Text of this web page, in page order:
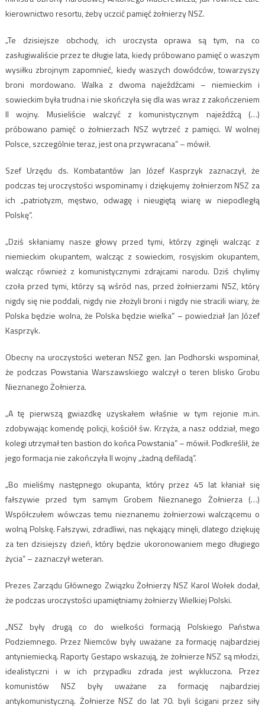
kierownictwo resortu, żeby uczcić pamięć żołnierzy NSZ.
„Te dzisiejsze obchody, ich uroczysta oprawa są tym, na co
zasługiwaliście przez te długie lata, kiedy próbowano pamięć o waszym
wysiłku zbrojnym zapomnieć, kiedy waszych dowódców, towarzyszy
broni mordowano. Walka z dwoma najeźdźcami – niemieckim i
sowieckim była trudna i nie skończyła się dla was wraz z zakończeniem
II wojny. Musieliście walczyć z komunistycznym najeźdźcą (…)
próbowano pamięć o żołnierzach NSZ wytrzeć z pamięci. W wolnej
Polsce, szczególnie teraz, jest ona przywracana” – mówił.
Szef Urzędu ds. Kombatantów Jan Józef Kasprzyk zaznaczył, że
podczas tej uroczystości wspominamy i dziękujemy żołnierzom NSZ za
ich „patriotyzm, męstwo, odwagę i nieugiętą wiarę w niepodległą
Polskę”.
„Dziś skłaniamy nasze głowy przed tymi, którzy zginęli walcząc z
niemieckim okupantem, walcząc z sowieckim, rosyjskim okupantem,
walcząc również z komunistycznymi zdrajcami narodu. Dziś chylimy
czoła przed tymi, którzy są wśród nas, przed żołnierzami NSZ, który
nigdy się nie poddali, nigdy nie złożyli broni i nigdy nie stracili wiary, że
Polska będzie wolna, że Polska będzie wielka” – powiedział Jan Józef
Kasprzyk.
Obecny na uroczystości weteran NSZ gen. Jan Podhorski wspominał,
że podczas Powstania Warszawskiego walczył o teren blisko Grobu
Nieznanego Żołnierza.
„A tę pierwszą gwiazdkę uzyskałem właśnie w tym rejonie m.in.
zdobywając komendę policji, kościół św. Krzyża, a nasz oddział, mego
kolegi utrzymał ten bastion do końca Powstania” – mówił. Podkreślił, że
jego formacja nie zakończyła II wojny „żadną defiladą”.
„Bo mieliśmy następnego okupanta, który przez 45 lat kłaniał się
fałszywie przed tym samym Grobem Nieznanego Żołnierza (…)
Współczułem wówczas temu nieznanemu żołnierzowi walczącemu o
wolną Polskę. Fałszywi, zdradliwi, nas nękający minęli, dlatego dziękuję
za ten dzisiejszy dzień, który będzie ukoronowaniem mego długiego
życia” – zaznaczył weteran.
Prezes Zarządu Głównego Związku Żołnierzy NSZ Karol Wołek dodał,
że podczas uroczystości upamiętniamy żołnierzy Wielkiej Polski.
„NSZ były drugą co do wielkości formacją Polskiego Państwa
Podziemnego. Przez Niemców były uważane za formację najbardziej
antyniemiecką. Raporty Gestapo wskazują, że żołnierze NSZ są młodzi,
idealistyczni i w ich przypadku zdrada jest wykluczona. Przez
komunistów NSZ były uważane za formację najbardziej
antykomunistyczną. Żołnierze NSZ do lat 70. byli ścigani przez siły